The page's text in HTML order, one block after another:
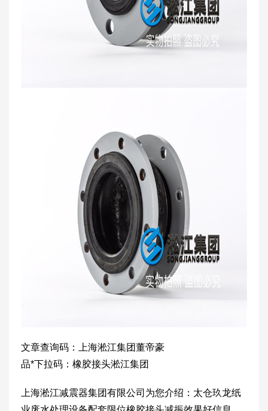
文章查询码：上海淞江集团董帝豪
品*下拉码：橡胶接头淞江集团
上海淞江减震器集团有限公司为您介绍：太仓玖龙纸